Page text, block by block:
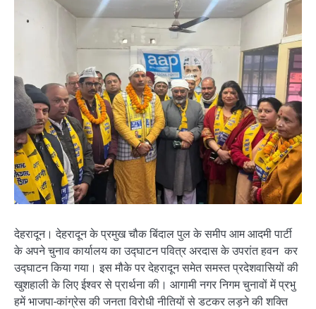
देहरादून। देहरादून के प्रमुख चौक बिंदाल पुल के समीप आम आदमी पार्टी
के अपने चुनाव कार्यालय का उद्घाटन पवित्र अरदास के उपरांत हवन कर
उद्घाटन किया गया। इस मौके पर देहरादून समेत समस्त प्रदेशवासियों की
खुशहाली के लिए ईश्वर से प्रार्थना की। आगामी नगर निगम चुनावों में प्रभु
हमें भाजपा-कांग्रेस की जनता विरोधी नीतियों से डटकर लड़ने की शक्ति